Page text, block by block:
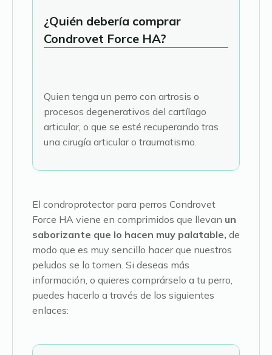
¿Quién debería comprar
Condrovet Force HA?
Quien tenga un perro con artrosis o
procesos degenerativos del cartílago
articular, o que se esté recuperando tras
una cirugía articular o traumatismo.
El condroprotector para perros Condrovet
Force HA viene en comprimidos que llevan un
saborizante que lo hacen muy palatable, de
modo que es muy sencillo hacer que nuestros
peludos se lo tomen. Si deseas más
información, o quieres comprárselo a tu perro,
puedes hacerlo a través de los siguientes
enlaces: